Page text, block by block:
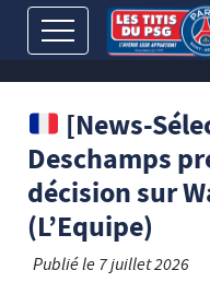
[News-
Deschamps
décision sur
(L’Equipe)
Publié le7 juillet 2026